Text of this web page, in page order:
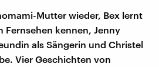
Mutter wieder, Bex lernt
Fernsehen kennen, Jenny
als Sängerin und Christel
Vier Geschichten von